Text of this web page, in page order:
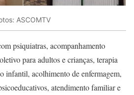
ASCOMTV
psiquiatras, acompanhamento
para adultos e crianças, terapia
infantil, acolhimento de enfermagem,
atendimento familiar e